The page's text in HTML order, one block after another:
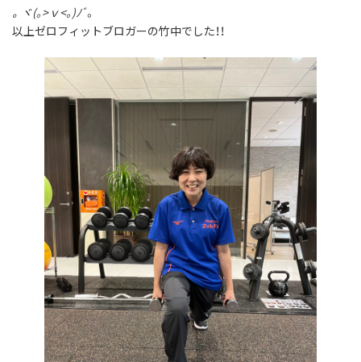
。ヾ(｡>ｖ<｡)ﾉﾞ。
以上ゼロフィットブロガーの竹中でした！！